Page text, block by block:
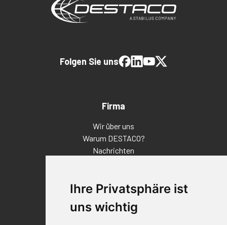
Ihre Privatsphäre ist
uns wichtig
Firma
Wir über uns
Warum DESTACO?
Nachrichten
Standorte
Qualitätsaussage
Folgen Sie uns